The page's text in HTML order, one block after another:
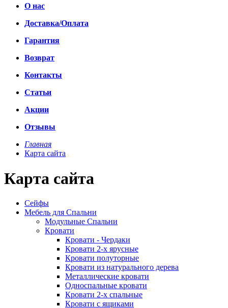
О нас
Доставка/Оплата
Гарантия
Возврат
Контакты
Статьи
Акции
Отзывы
Главная
Карта сайта
Карта сайта
Сейфы
Мебель для Спальни
Модульные Спальни
Кровати
Кровати - Чердаки
Кровати 2-х ярусные
Кровати полуторные
Кровати из натурального дерева
Металлические кровати
Односпальные кровати
Кровати 2-х спальные
Кровати с ящиками